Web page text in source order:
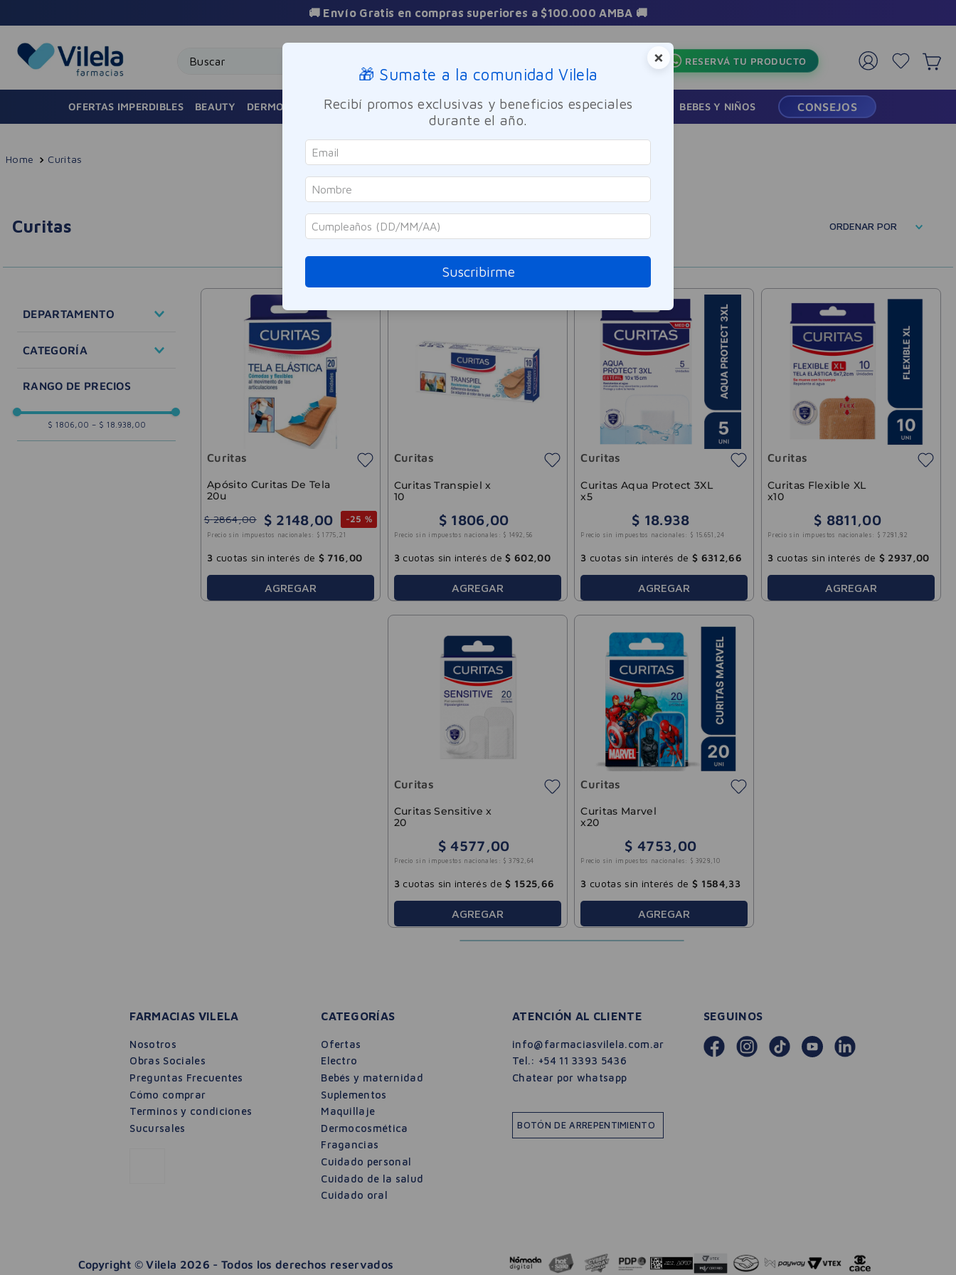
🚚 Envío Gratis en compras superiores a $100.000 AMBA 🚚
RESERVÁ TU PRODUCTO
OFERTAS IMPERDIBLES BEAUTY DERMOCOSMÉTICA FRAGANCIAS CUIDADO PERSONAL BIENESTAR Y FARMACIA BEBES Y NIÑOS CONSEJOS
Curitas
Curitas 6 PRODUCTOS ORDENAR POR
DEPARTAMENTO
CATEGORÍA
$ 1806,00 – $ 18.938,00
Curitas
Apósito Curitas De Tela
20u
$ 2864,00 $ 2148,00 -25 %
Precio sin impuestos nacionales: $ 1775 , 21
3 cuotas sin interés de $ 716 00
AGREGAR
Curitas
Curitas Transpiel x
10
$ 1806,00
Precio sin impuestos nacionales: $ 1492 56
3 cuotas sin interés de $ 602 ,00
AGREGAR
Curitas
Curitas Aqua Protect 3XL
x5
$ 18.938
Precio sin impuestos nacionales: $ 15 651 24
3 cuotas sin interés de $ 6312 ,66
AGREGAR
Curitas
Curitas Flexible XL
x10
$ 8811 ,00
Precio sin impuestos nacionales: $ 7281 82
3 cuotas sin interés de $ 2937 ,00
AGREGAR
Curitas
Curitas Sensitive x
20
$ 4577 ,00
Precio sin impuestos nacionales: $ 3782 , 64
3 cuotas sin interés de $ 1525,66
AGREGAR
Curitas
Curitas Marvel
x20
$ 4753,00
Precio sin impuestos nacionales: $ 3928 , 10
3 cuotas sin interés de $ 1584,33
AGREGAR
FARMACIAS VILELA
Nosotros
Obras Sociales
Preguntas Frecuentes
Cómo comprar
Terminos y condiciones
Sucursales
CATEGORÍAS
Ofertas
Electro
Bebés y maternidad
Suplementos
Maquillaje
Dermocosmética
Fragancias
Cuidado personal
Cuidado de la salud
Cuidado oral
ATENCIÓN AL CLIENTE
info@farmaciasvilela.com.ar
Tel.: +54 11 3393 5436
Chatear por whatsapp
BOTÓN DE ARREPENTIMIENTO
SEGUINOS
Copyright © Vilela 2026 - Todos los derechos reservados
×
🎁 Sumate a la comunidad Vilela
Recibí promos exclusivas y beneficios especiales
durante el año.
Suscribirme